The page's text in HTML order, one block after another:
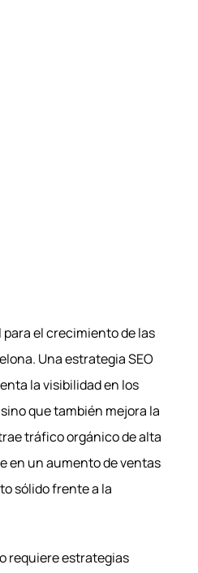
para el crecimiento de las
Una estrategia SEO
la visibilidad en los
que también mejora la
tráfico orgánico de alta
en un aumento de ventas
sólido frente a la
requiere estrategias